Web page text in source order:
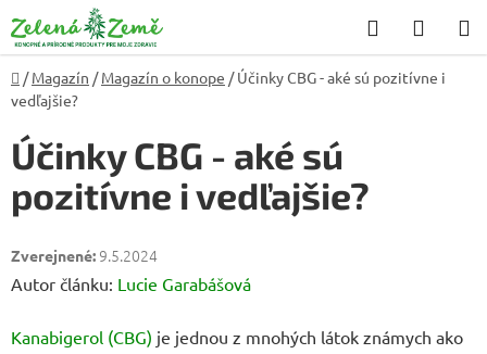
na
obsah
Hľadať
KOŠÍK
Domov
/ Magazín / Magazín o konope / Účinky CBG - aké sú pozitívne i
vedľajšie?
Účinky CBG - aké sú
pozitívne i vedľajšie?
9.5.2024
Autor článku: Lucie Garabášová
Kanabigerol (CBG) je jednou z mnohých látok známych ako